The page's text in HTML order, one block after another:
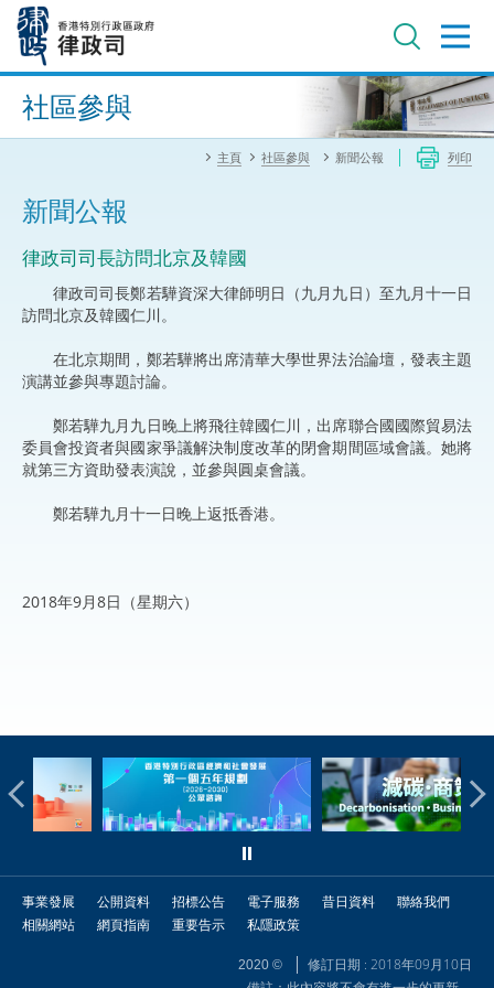
內
進階搜尋
社區參與
主頁 社區參與 新聞公報 列印
新聞公報
​​律政司司長訪問北京及韓國
律政司司長鄭若驊資深大律師明日（九月九日）至九月十一日
訪問北京及韓國仁川。
在北京期間，鄭若驊將出席清華大學世界法治論壇，發表主題
演講並參與專題討論。
鄭若驊九月九日晚上將飛往韓國仁川，出席聯合國國際貿易法
委員會投資者與國家爭議解決制度改革的閉會期間區域會議。她將
就第三方資助發表演說，並參與圓桌會議。
鄭若驊九月十一日晚上返抵香港。
2018年9月8日（星期六）
事業發展 公開資料 招標公告 電子服務 昔日資料
聯絡我們
相關網站
網頁指南 重要告示 私隱政策
2020 ©
修訂日期 : 2018年09月10日